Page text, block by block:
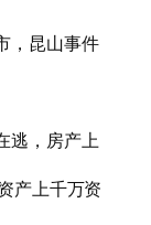
，昆山事件
逃，房产上
产上千万资